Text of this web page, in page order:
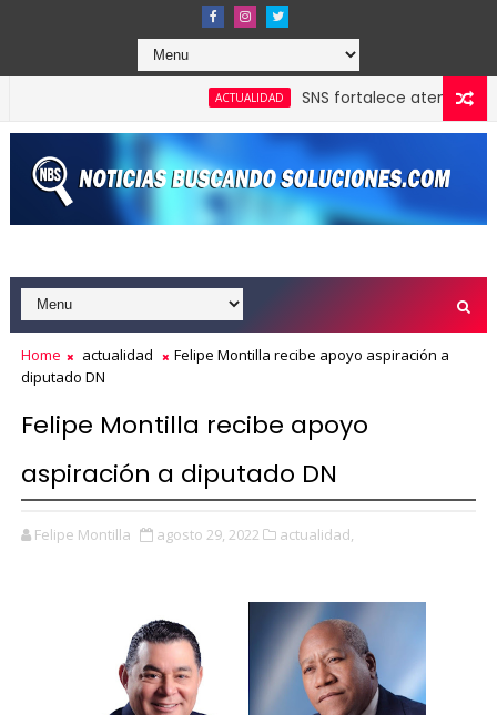
ACTUALIDAD SNS fortalece atención
Home actualidad
Felipe Montilla recibe apoyo aspiración a
diputado DN
Felipe Montilla recibe apoyo
aspiración a diputado DN
Felipe Montilla agosto 29, 2022 actualidad,